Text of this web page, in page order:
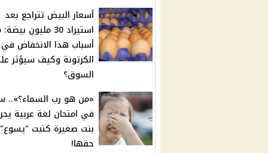
أسعار البيض تتراجع بعد
استيراد 30 مليون
أسباب هذا الانخفاض
الكرتونة وكيف سيؤثر
السوق؟
«من هو رب السماء؟»..
في امتحان لغة عربية
بنت صغيرة كتبت
حقها!